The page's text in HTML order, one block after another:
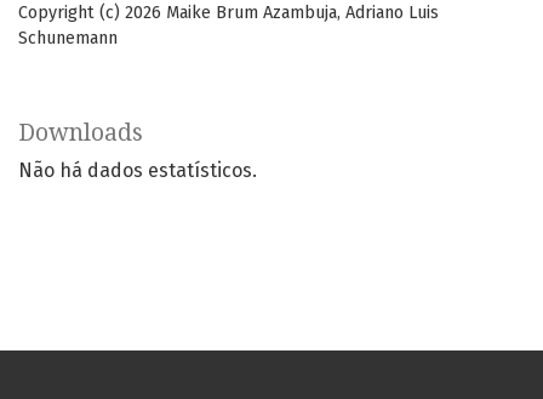
Copyright (c) 2026 Maike Brum Azambuja, Adriano Luis
Schunemann
Downloads
Não há dados estatísticos.